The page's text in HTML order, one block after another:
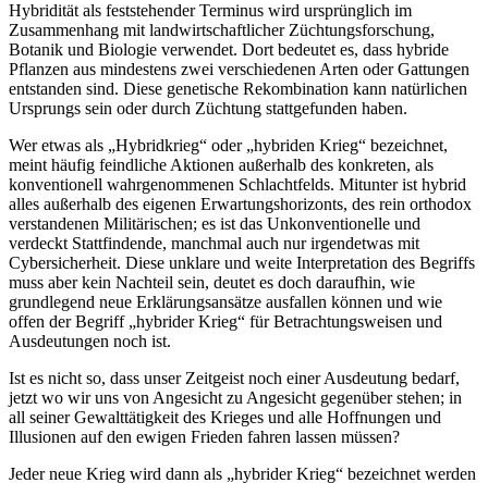
Hybridität als feststehender Terminus wird ursprünglich im
Zusammenhang mit landwirtschaftlicher Züchtungsforschung,
Botanik und Biologie verwendet. Dort bedeutet es, dass hybride
Pflanzen aus mindestens zwei verschiedenen Arten oder Gattungen
entstanden sind. Diese genetische Rekombination kann natürlichen
Ursprungs sein oder durch Züchtung stattgefunden haben.
Wer etwas als „Hybridkrieg“ oder „hybriden Krieg“ bezeichnet,
meint häufig feindliche Aktionen außerhalb des konkreten, als
konventionell wahrgenommenen Schlachtfelds. Mitunter ist hybrid
alles außerhalb des eigenen Erwartungshorizonts, des rein orthodox
verstandenen Militärischen; es ist das Unkonventionelle und
verdeckt Stattfindende, manchmal auch nur irgendetwas mit
Cybersicherheit. Diese unklare und weite Interpretation des Begriffs
muss aber kein Nachteil sein, deutet es doch daraufhin, wie
grundlegend neue Erklärungsansätze ausfallen können und wie
offen der Begriff „hybrider Krieg“ für Betrachtungsweisen und
Ausdeutungen noch ist.
Ist es nicht so, dass unser Zeitgeist noch einer Ausdeutung bedarf,
jetzt wo wir uns von Angesicht zu Angesicht gegenüber stehen; in
all seiner Gewalttätigkeit des Krieges und alle Hoffnungen und
Illusionen auf den ewigen Frieden fahren lassen müssen?
Jeder neue Krieg wird dann als „hybrider Krieg“ bezeichnet werden